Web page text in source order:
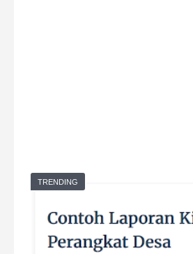
TRENDING